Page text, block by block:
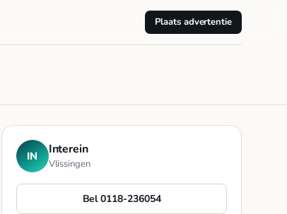
Plaats advertentie
IN Interein
Vlissingen
Bel 0118-236054